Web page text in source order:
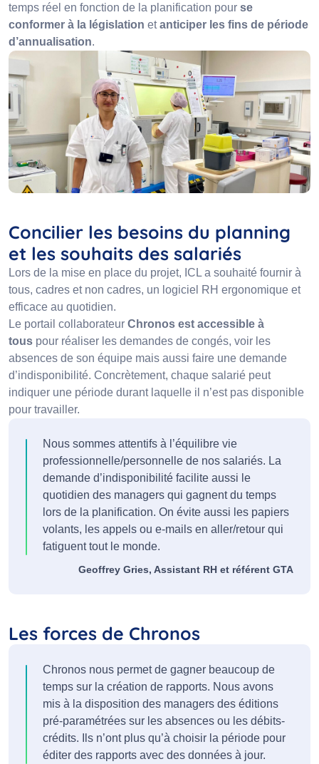
temps réel en fonction de la planification pour se
conformer à la législation etanticiper les fins de période
d’annualisation.
Concilier les besoins du planning
et les souhaits des salariés
Lors de la mise en place du projet, ICL a souhaité fournir à
tous, cadres et non cadres, un logiciel RH ergonomique et
efficace au quotidien.
Le portail collaborateur Chronos est accessible à
tous pour réaliser les demandes de congés, voir les
absences de son équipe mais aussi faire une demande
d’indisponibilité. Concrètement, chaque salarié peut
indiquer une période durant laquelle il n’est pas disponible
pour travailler.
Nous sommes attentifs à l’équilibre vie
professionnelle/personnelle de nos salariés. La
demande d’indisponibilité facilite aussi le
quotidien des managers qui gagnent du temps
lors de la planification. On évite aussi les papiers
volants, les appels ou e-mails en aller/retour qui
fatiguent tout le monde.
Geoffrey Gries, Assistant RH et référent GTA
Les forces de Chronos
Chronos nous permet de gagner beaucoup de
temps sur la création de rapports. Nous avons
mis à la disposition des managers des éditions
pré-paramétrées sur les absences ou les débits-
crédits. Ils n’ont plus qu’à choisir la période pour
éditer des rapports avec des données à jour.